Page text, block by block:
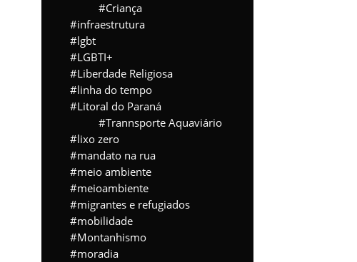
Criança
infraestrutura
lgbt
LGBTI+
Liberdade Religiosa
linha do tempo
Litoral do Paraná
Trannsporte Aquaviário
lixo zero
mandato na rua
meio ambiente
meioambiente
migrantes e refugiados
mobilidade
Montanhismo
moradia